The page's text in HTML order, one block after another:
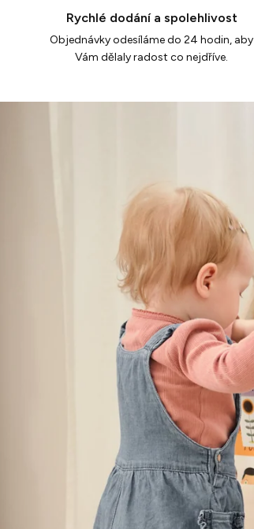
Rychlé dodání a spolehlivost
Objednávky odesíláme do 24 hodin, aby
Vám dělaly radost co nejdříve.